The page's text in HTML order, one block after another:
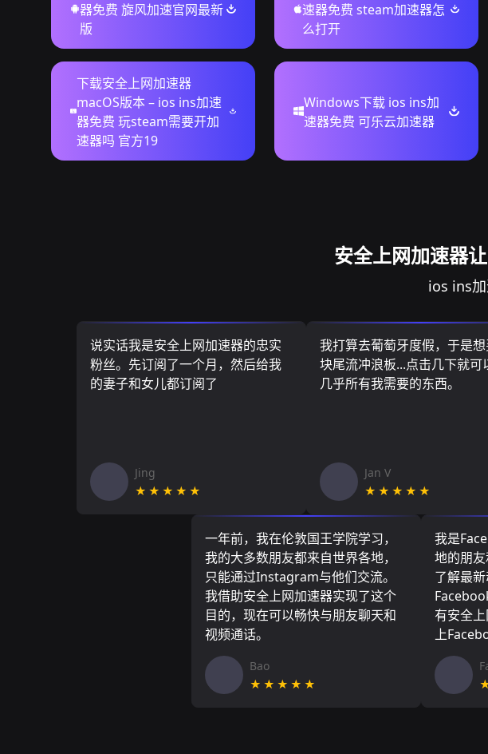
器免费 旋风加速官网最新
版
速器免费 steam加速器怎
么打开
下载安全上网加速器
macOS版本 – ios ins加速
器免费 玩steam需要开加
速器吗 官方19
Windows下载 ios ins加
速器免费 可乐云加速器
安全上网加速器
ios ins
说实话我是安全上网加速器的忠实
粉丝。先订阅了一个月，然后给我
的妻子和女儿都订阅了
Jing
★★★★★
我打算去葡萄牙度假，于是
块尾流冲浪板...点击几下就可
几乎所有我需要的东西。
Jan V
★★★★★
一年前，我在伦敦国王学院学习，
我的大多数朋友都来自世界各地，
只能通过Instagram与他们交流。
我借助安全上网加速器实现了这个
目的，现在可以畅快与朋友聊天和
视频通话。
Bao
★★★★★
我是
地的朋
了解最新
有安全
上